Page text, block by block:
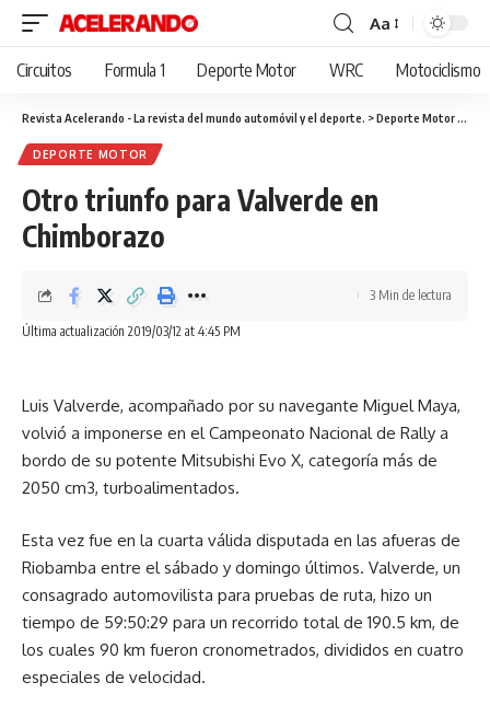
Cambiar
tamaño
fuente
Aa
Circuitos Formula 1 Deporte Motor WRC Motociclismo
Revista Acelerando - La revista del mundo automóvil y el deporte. >Deporte Motor
DEPORTE MOTOR
Otro triunfo para Valverde en
Chimborazo
Última actualización 2019/03/12 at 4:45 PM
3 Min de lectura
Luis Valverde, acompañado por su navegante Miguel Maya,
volvió a imponerse en el Campeonato Nacional de Rally a
bordo de su potente Mitsubishi Evo X, categoría más de
2050 cm3, turboalimentados.
Esta vez fue en la cuarta válida disputada en las afueras de
Riobamba entre el sábado y domingo últimos. Valverde, un
consagrado automovilista para pruebas de ruta, hizo un
tiempo de 59:50:29 para un recorrido total de 190.5 km, de
los cuales 90 km fueron cronometrados, divididos en cuatro
especiales de velocidad.